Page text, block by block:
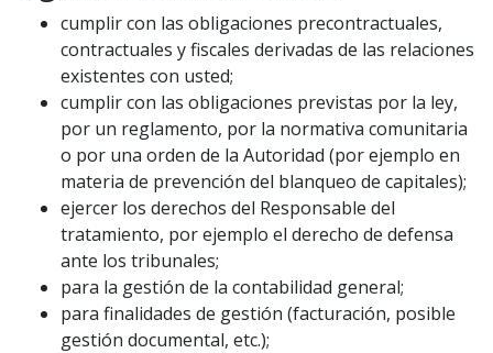
cumplir con las obligaciones precontractuales,
contractuales y fiscales derivadas de las relaciones
existentes con usted;
cumplir con las obligaciones previstas por la ley,
por un reglamento, por la normativa comunitaria
o por una orden de la Autoridad (por ejemplo en
materia de prevención del blanqueo de capitales);
ejercer los derechos del Responsable del
tratamiento, por ejemplo el derecho de defensa
ante los tribunales;
para la gestión de la contabilidad general;
para finalidades de gestión (facturación, posible
gestión documental, etc.);